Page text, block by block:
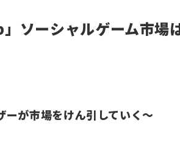
ソーシャルゲーム市場
が市場をけん引していく～